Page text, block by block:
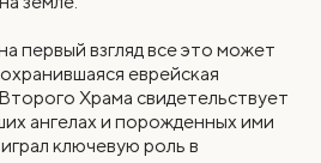
первый взгляд все это может
еврейская
Храма свидетельствует
ангелах и порожденных ими
ключевую роль в